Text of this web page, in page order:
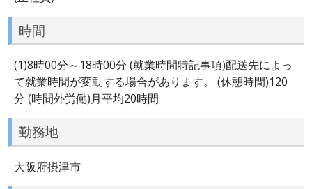
時間
(1)8時00分～18時00分 (就業時間特記事項)配送先によっ
て就業時間が変動する場合があります。 (休憩時間)120
分 (時間外労働)月平均20時間
勤務地
大阪府摂津市